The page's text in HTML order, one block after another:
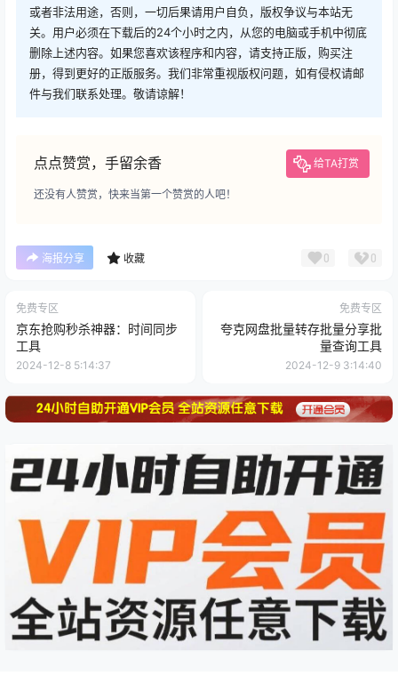
或者非法用途，否则，一切后果请用户自负，版权争议与本站无
关。用户必须在下载后的24个小时之内，从您的电脑或手机中彻底
删除上述内容。如果您喜欢该程序和内容，请支持正版，购买注
册，得到更好的正版服务。我们非常重视版权问题，如有侵权请邮
件与我们联系处理。敬请谅解！
点点赞赏，手留余香 给TA打赏
还没有人赞赏，快来当第一个赞赏的人吧！
海报分享 收藏 0 0
免费专区
京东抢购秒杀神器：时间同步
工具
2024-12-8 5:14:37
免费专区
夸克网盘批量转存批量分享批
量查询工具
2024-12-9 3:14:40